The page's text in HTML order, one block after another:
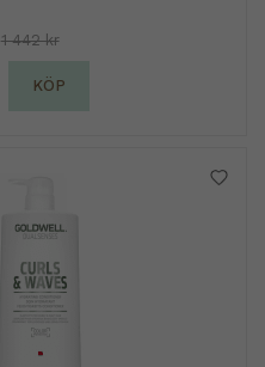
1 442 kr
KÖP